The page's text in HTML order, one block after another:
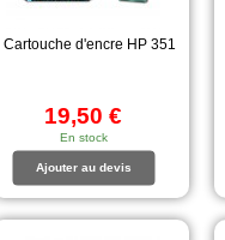
Cartouche d'encre HP 351
19,50 €
En stock
Ajouter au devis